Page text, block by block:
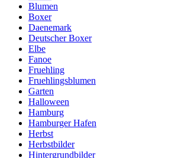
Blumen
Boxer
Daenemark
Deutscher Boxer
Elbe
Fanoe
Fruehling
Fruehlingsblumen
Garten
Halloween
Hamburg
Hamburger Hafen
Herbst
Herbstbilder
Hintergrundbilder